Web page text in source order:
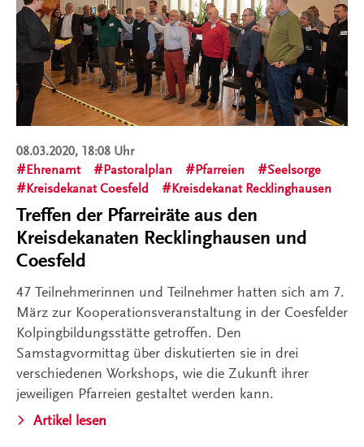
08.03.2020, 18:08 Uhr
Ehrenamt
Pastoralplan Pfarreien
Seelsorge
Kreisdekanat Coesfeld
Kreisdekanat Recklinghausen
Treffen der Pfarreiräte aus den
Kreisdekanaten Recklinghausen und
Coesfeld
47 Teilnehmerinnen und Teilnehmer hatten sich am 7.
März zur Kooperationsveranstaltung in der Coesfelder
Kolpingbildungsstätte getroffen. Den
Samstagvormittag über diskutierten sie in drei
verschiedenen Workshops, wie die Zukunft ihrer
jeweiligen Pfarreien gestaltet werden kann.
Artikel lesen